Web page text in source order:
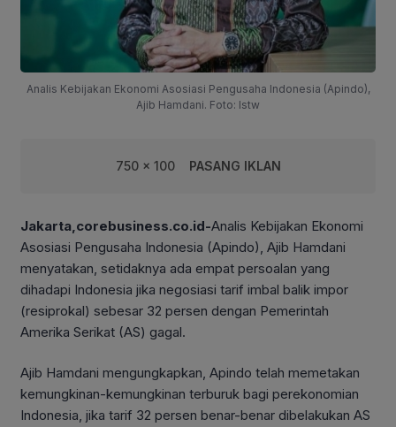
Analis Kebijakan Ekonomi Asosiasi Pengusaha Indonesia (Apindo),
Ajib Hamdani. Foto: Istw
750 x 100 PASANG IKLAN
Jakarta,corebusiness.co.id-Analis Kebijakan Ekonomi
Asosiasi Pengusaha Indonesia (Apindo), Ajib Hamdani
menyatakan, setidaknya ada empat persoalan yang
dihadapi Indonesia jika negosiasi tarif imbal balik impor
(resiprokal) sebesar 32 persen dengan Pemerintah
Amerika Serikat (AS) gagal.
Ajib Hamdani mengungkapkan, Apindo telah memetakan
kemungkinan-kemungkinan terburuk bagi perekonomian
Indonesia, jika tarif 32 persen benar-benar dibelakukan AS